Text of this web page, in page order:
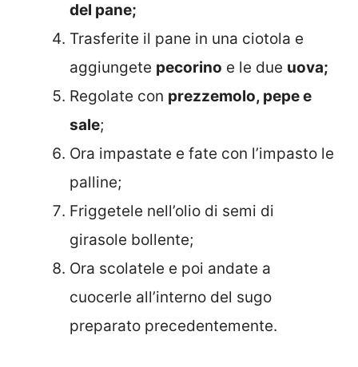
del pane;
Trasferite il pane in una ciotola e
aggiungete pecorino e le due uova;
Regolate con prezzemolo, pepe e
sale;
Ora impastate e fate con l’impasto le
palline;
Friggetele nell’olio di semi di
girasole bollente;
Ora scolatele e poi andate a
cuocerle all’interno del sugo
preparato precedentemente.